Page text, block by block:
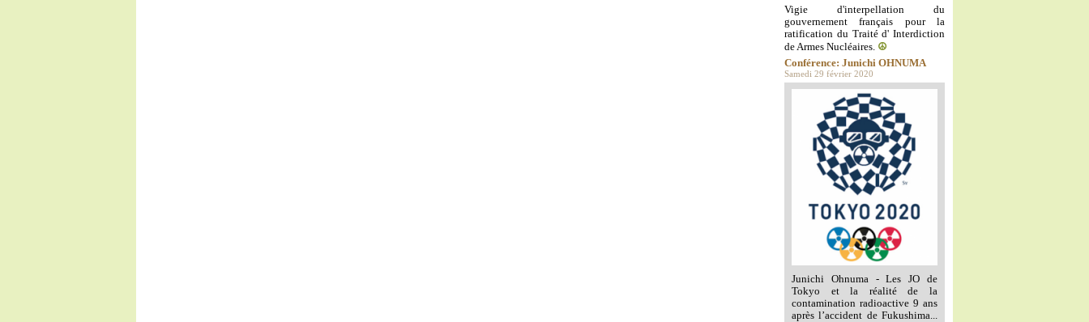
Vigie d'interpellation du
gouvernement français pour la
ratification du Traité d' Interdiction
de Armes Nucléaires. ☮️
Conférence: Junichi OHNUMA
Samedi 29 février 2020
Junichi Ohnuma - Les JO de
Tokyo et la réalité de la
contamination radioactive 9 ans
après l’accident de Fukushima...